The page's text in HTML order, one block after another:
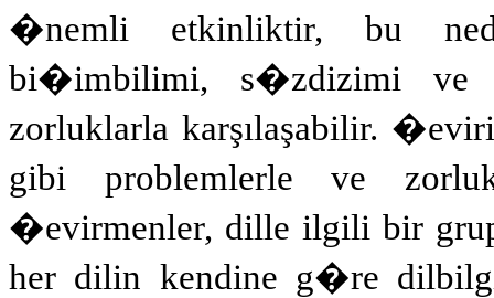
�nemli etkinliktir, bu
bi�imbilimi, s�zdizimi
zorluklarla karşılaşabilir.
gibi problemlerle ve
�evirmenler, dille ilgili bir
her dilin kendine g�re